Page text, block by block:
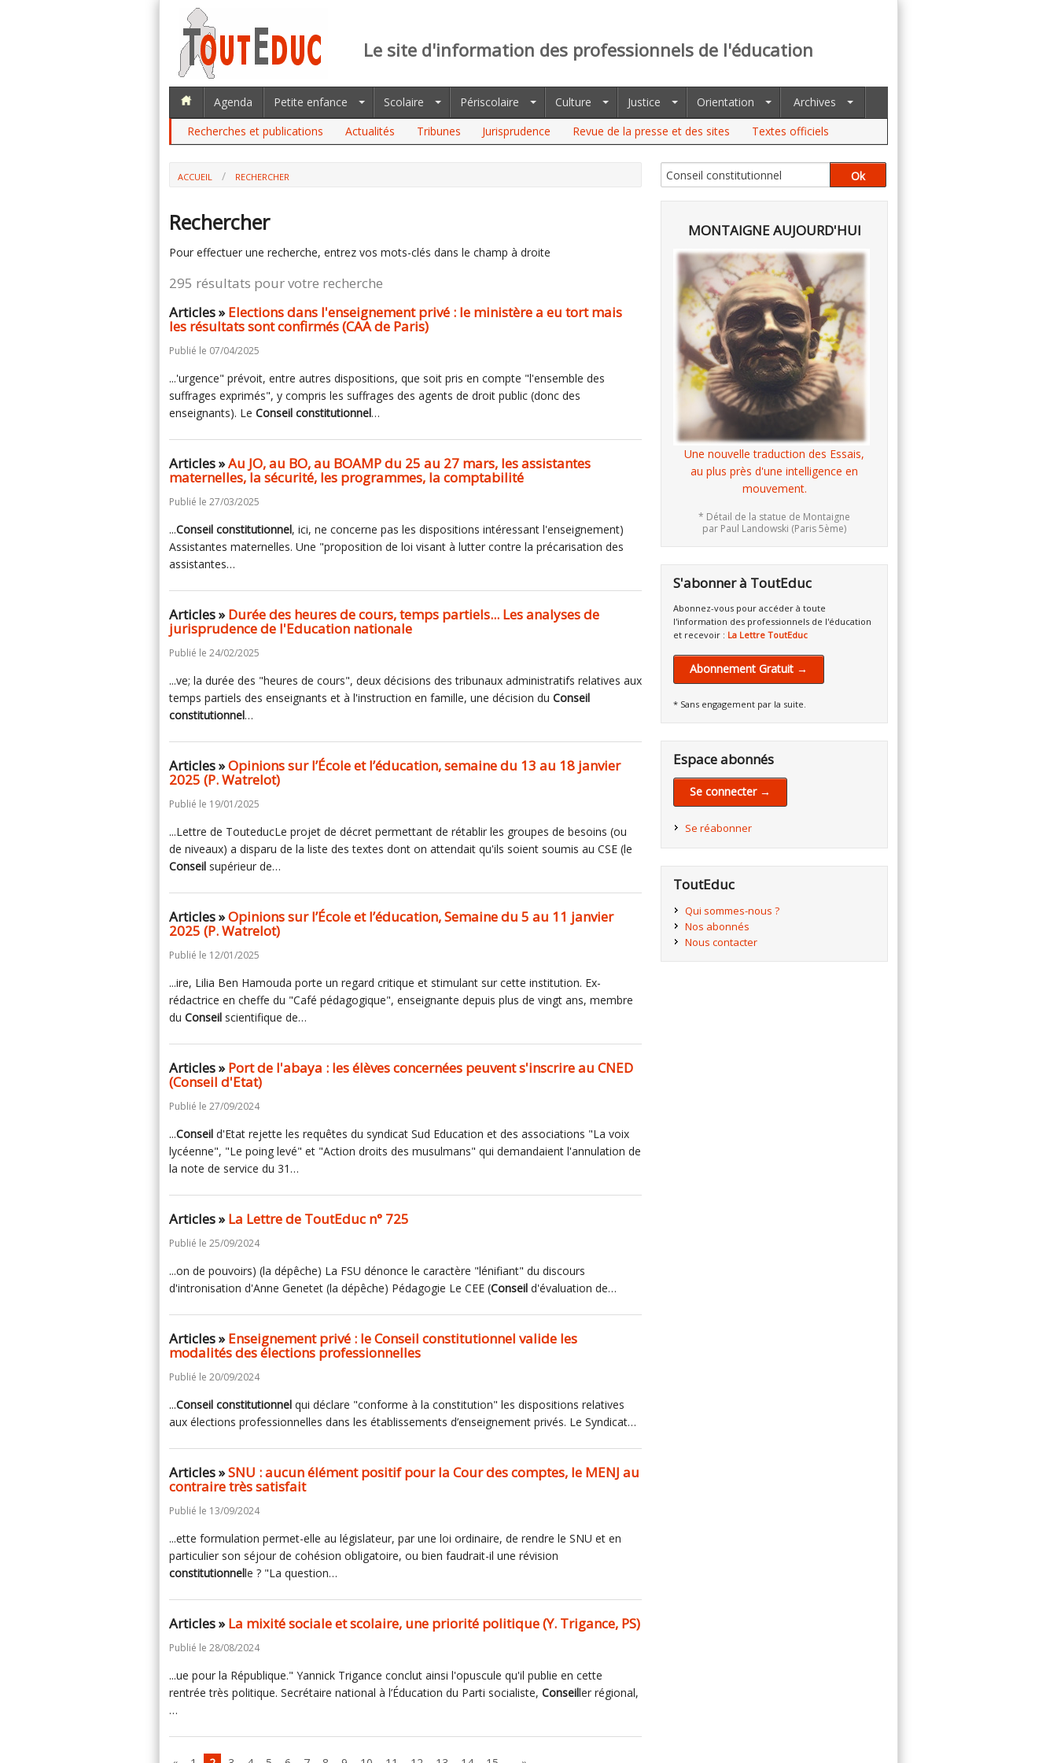
Le site d'information des professionnels de l'éducation
Agenda Petite enfance Scolaire Périscolaire Culture Justice Orientation
Archives
Recherches et publications
Actualités Tribunes Jurisprudence Revue de la presse et des sites Textes officiels
ACCUEIL RECHERCHER
Rechercher
Pour effectuer une recherche, entrez vos mots-clés dans le champ à droite
295 résultats pour votre recherche
Articles »Elections dans l'enseignement privé : le ministère a eu tort mais
les résultats sont confirmés (CAA de Paris)
Publié le 07/04/2025
...'urgence" prévoit, entre autres dispositions, que soit pris en compte "l'ensemble des
suffrages exprimés", y compris les suffrages des agents de droit public (donc des
enseignants). Le Conseil constitutionnel…
Articles »Au JO, au BO, au BOAMP du 25 au 27 mars, les assistantes
maternelles, la sécurité, les programmes, la comptabilité
Publié le 27/03/2025
...Conseil constitutionnel, ici, ne concerne pas les dispositions intéressant l'enseignement)
Assistantes maternelles. Une "proposition de loi visant à lutter contre la précarisation des
assistantes…
Articles »Durée des heures de cours, temps partiels... Les analyses de
jurisprudence de l'Education nationale
Publié le 24/02/2025
...ve; la durée des "heures de cours", deux décisions des tribunaux administratifs relatives aux
temps partiels des enseignants et à l'instruction en famille, une décision du Conseil
constitutionnel…
Articles »Opinions sur l’École et l’éducation, semaine du 13 au 18 janvier
2025 (P. Watrelot)
Publié le 19/01/2025
...Lettre de TouteducLe projet de décret permettant de rétablir les groupes de besoins (ou
de niveaux) a disparu de la liste des textes dont on attendait qu'ils soient soumis au CSE (le
Conseil supérieur de…
Articles »Opinions sur l’École et l’éducation, Semaine du 5 au 11 janvier
2025 (P. Watrelot)
Publié le 12/01/2025
...ire, Lilia Ben Hamouda porte un regard critique et stimulant sur cette institution. Ex-
rédactrice en cheffe du "Café pédagogique", enseignante depuis plus de vingt ans, membre
du Conseil scientifique de…
Articles »Port de l'abaya : les élèves concernées peuvent s'inscrire au CNED
(Conseil d'Etat)
Publié le 27/09/2024
...Conseil d'Etat rejette les requêtes du syndicat Sud Education et des associations "La voix
lycéenne", "Le poing levé" et "Action droits des musulmans" qui demandaient l'annulation de
la note de service du 31…
Articles »La Lettre de ToutEduc n° 725
Publié le 25/09/2024
...on de pouvoirs) (la dépêche) La FSU dénonce le caractère "lénifiant" du discours
d'intronisation d'Anne Genetet (la dépêche) Pédagogie Le CEE (Conseil d'évaluation de…
Articles »Enseignement privé : le Conseil constitutionnel valide les
modalités des élections professionnelles
Publié le 20/09/2024
...Conseil constitutionnel qui déclare "conforme à la constitution" les dispositions relatives
aux élections professionnelles dans les établissements d’enseignement privés. Le Syndicat…
Articles »SNU : aucun élément positif pour la Cour des comptes, le MENJ au
contraire très satisfait
Publié le 13/09/2024
...ette formulation permet-elle au législateur, par une loi ordinaire, de rendre le SNU et en
particulier son séjour de cohésion obligatoire, ou bien faudrait-il une révision
constitutionnelle ? "La question…
Articles »La mixité sociale et scolaire, une priorité politique (Y. Trigance, PS)
Publié le 28/08/2024
...ue pour la République." Yannick Trigance conclut ainsi l'opuscule qu'il publie en cette
rentrée très politique. Secrétaire national à l’Éducation du Parti socialiste, Conseiller régional,
…
MONTAIGNE AUJOURD'HUI
Une nouvelle traduction des Essais,
au plus près d'une intelligence en
mouvement.
* Détail de la statue de Montaigne
par Paul Landowski (Paris 5ème)
S'abonner à ToutEduc
Abonnez-vous pour accéder à toute
l'information des professionnels de l'éducation
et recevoir : La Lettre ToutEduc
Abonnement Gratuit →
* Sans engagement par la suite.
Espace abonnés
Se connecter →
Se réabonner
ToutEduc
Qui sommes-nous ?
Nos abonnés
Nous contacter